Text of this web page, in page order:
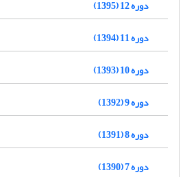
دوره 12 (1395)
دوره 11 (1394)
دوره 10 (1393)
دوره 9 (1392)
دوره 8 (1391)
دوره 7 (1390)